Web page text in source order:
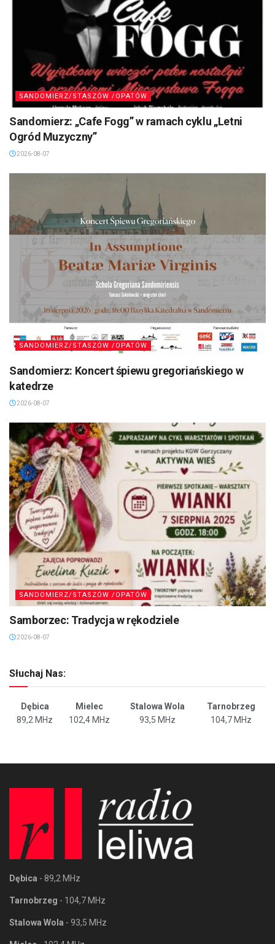
SANDOMIERZ/STASZÓW /OPATÓW
Sandomierz: „Cafe Fogg” w ramach cyklu „Letni
Ogród Muzyczny”
2026-08-07
SANDOMIERZ/STASZÓW /OPATÓW
Sandomierz: Koncert śpiewu gregoriańskiego w
katedrze
2026-08-07
SANDOMIERZ/STASZÓW /OPATÓW
Samborzec: Tradycja w rękodziele
2026-08-07
Słuchaj Nas:
Dębica Mielec Stalowa Wola
Tarnobrzeg
89,2 MHz
102,4 MHz 93,5 MHz 104,7 MHz
Dębica - 89,2 MHz
Tarnobrzeg - 104,7 MHz
Stalowa Wola - 93,5 MHz